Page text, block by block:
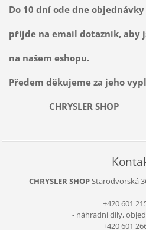
Do 10 dní ode dne
přijde na email dotazník, aby
na našem eshopu.
Předem děkujeme za jeho
CHRYSLER SHOP
CHRYSLER SHOPStarodvorská
+420 601
- náhradní díly,
+420 601